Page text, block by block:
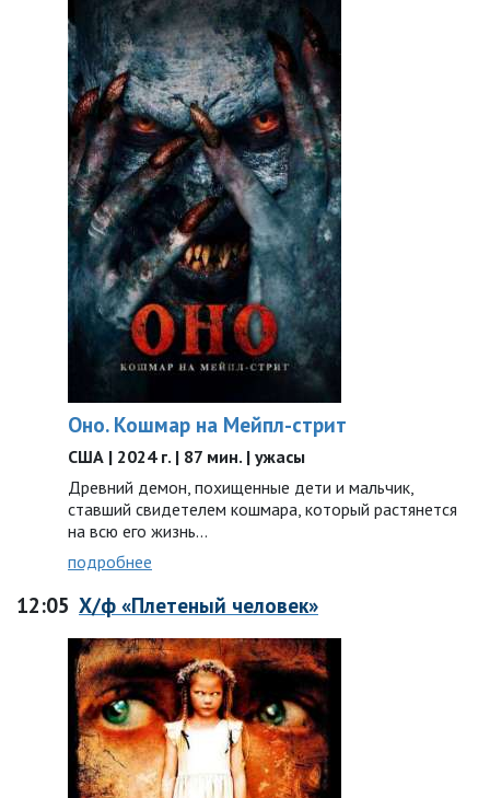
Оно. Кошмар на Мейпл-стрит
США | 2024 г. | 87 мин. | ужасы
Древний демон, похищенные дети и мальчик,
ставший свидетелем кошмара, который растянется
на всю его жизнь…
подробнее
12:05 Х/ф «Плетеный человек»